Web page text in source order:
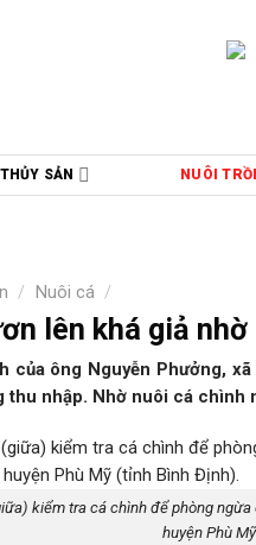
SẢN NUÔI
/ Nuôi cá /
lên khá giả
của ông Nguyễn Phưởng,
thu nhập. Nhờ nuôi cá chình
kiểm tra cá chình để phòng
huyện Phù